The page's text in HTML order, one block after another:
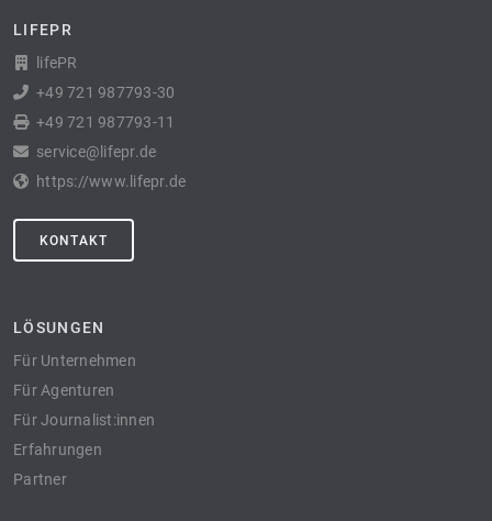
LIFEPR
lifePR
+49 721 987793-30
+49 721 987793-11
service@lifepr.de
https://www.lifepr.de
KONTAKT
LÖSUNGEN
Für Unternehmen
Für Agenturen
Für Journalist:innen
Erfahrungen
Partner